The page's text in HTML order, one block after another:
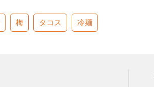
梅 タコス 冷麺